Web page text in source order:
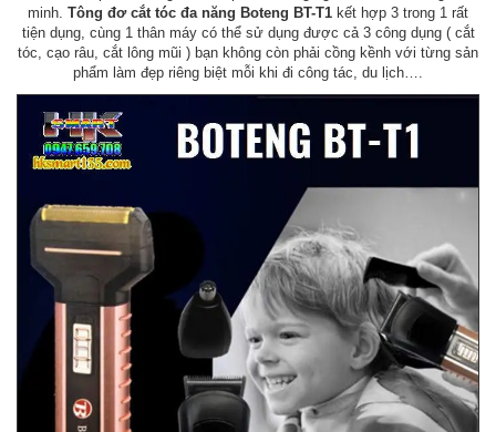
minh. Tông đơ cắt tóc đa năng Boteng BT-T1 kết hợp 3 trong 1 rất
tiện dụng, cùng 1 thân máy có thể sử dụng được cả 3 công dụng ( cắt
tóc, cạo râu, cắt lông mũi ) bạn không còn phải cồng kềnh với từng sản
phẩm làm đẹp riêng biệt mỗi khi đi công tác, du lịch….